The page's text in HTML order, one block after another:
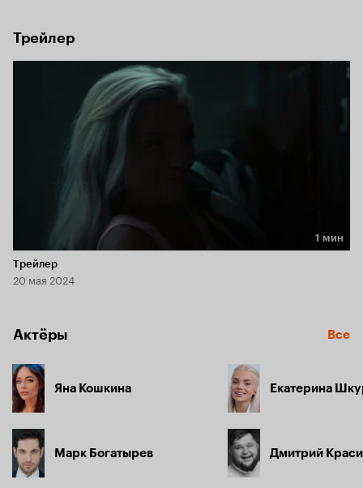
Трейлер
Длительность 1 мин
1 мин
Трейлер
20 мая 2024
Актёры Все
Яна Кошкина
Марк Богатырев
Екатерина
Дмитрий